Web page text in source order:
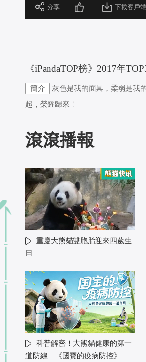
分享 下載客戶端
《iPandaTOP榜》2017年
簡介
灰色是我的面具，柔弱是我
起，榮耀歸來！
滾滾播報
重慶大熊貓雙胞胎迎來四歲生
日
科普解密！大熊貓健康的第一
道防線｜《國寶的疫病防控》